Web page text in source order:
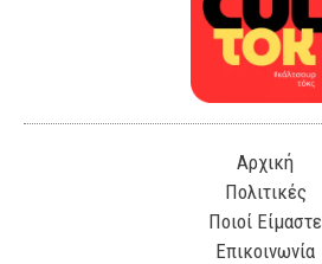
Αρχική
Πολιτικές
Ποιοί Είμαστε
Επικοινωνία